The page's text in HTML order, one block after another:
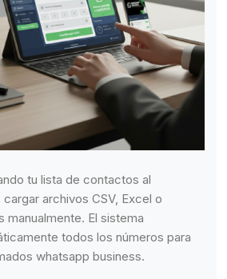
tu lista de contactos al
archivos CSV, Excel o
manualmente. El sistema
todos los números para
whatsapp business.